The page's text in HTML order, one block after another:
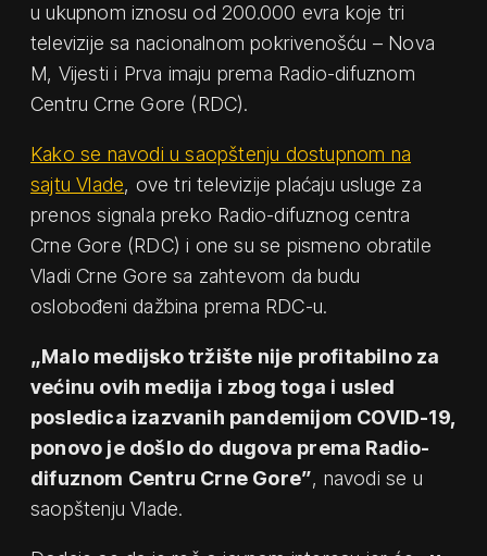
u ukupnom iznosu od 200.000 evra koje tri
televizije sa nacionalnom pokrivenošću – Nova
M, Vijesti i Prva imaju prema Radio-difuznom
Centru Crne Gore (RDC).
Kako se navodi u saopštenju dostupnom na
sajtu Vlade, ove tri televizije plaćaju usluge za
prenos signala preko Radio-difuznog centra
Crne Gore (RDC) i one su se pismeno obratile
Vladi Crne Gore sa zahtevom da budu
oslobođeni dažbina prema RDC-u.
„Malo medijsko tržište nije profitabilno za
većinu ovih medija i zbog toga i usled
posledica izazvanih pandemijom COVID-19,
ponovo je došlo do dugova prema Radio-
difuznom Centru Crne Gore”, navodi se u
saopštenju Vlade.